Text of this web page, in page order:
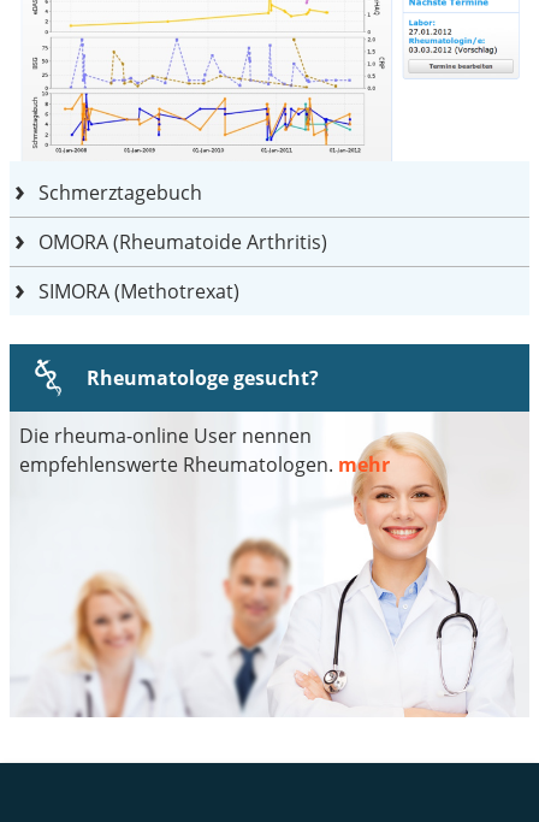
Schmerztagebuch
OMORA (Rheumatoide Arthritis)
SIMORA (Methotrexat)
Rheumatologe gesucht?
Die rheuma-online User nennen
empfehlenswerte Rheumatologen. mehr